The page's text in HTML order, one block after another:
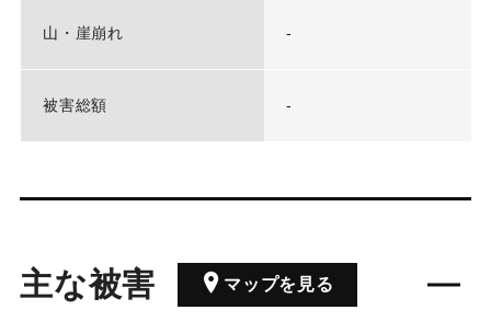
山・崖崩れ -
被害総額 -
主な被害 マップを見る